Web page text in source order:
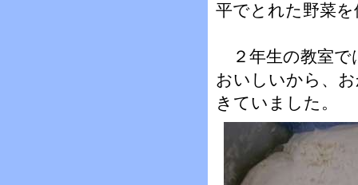
平でとれた野菜
２年生の教室で
おいしいから、
きていました。